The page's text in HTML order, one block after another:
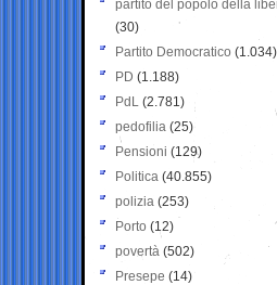
partito del popolo della
(30)
Partito Democratico (1.034)
PD (1.188)
PdL (2.781)
pedofilia (25)
Pensioni (129)
Politica (40.855)
polizia (253)
Porto (12)
povertà (502)
Presepe (14)